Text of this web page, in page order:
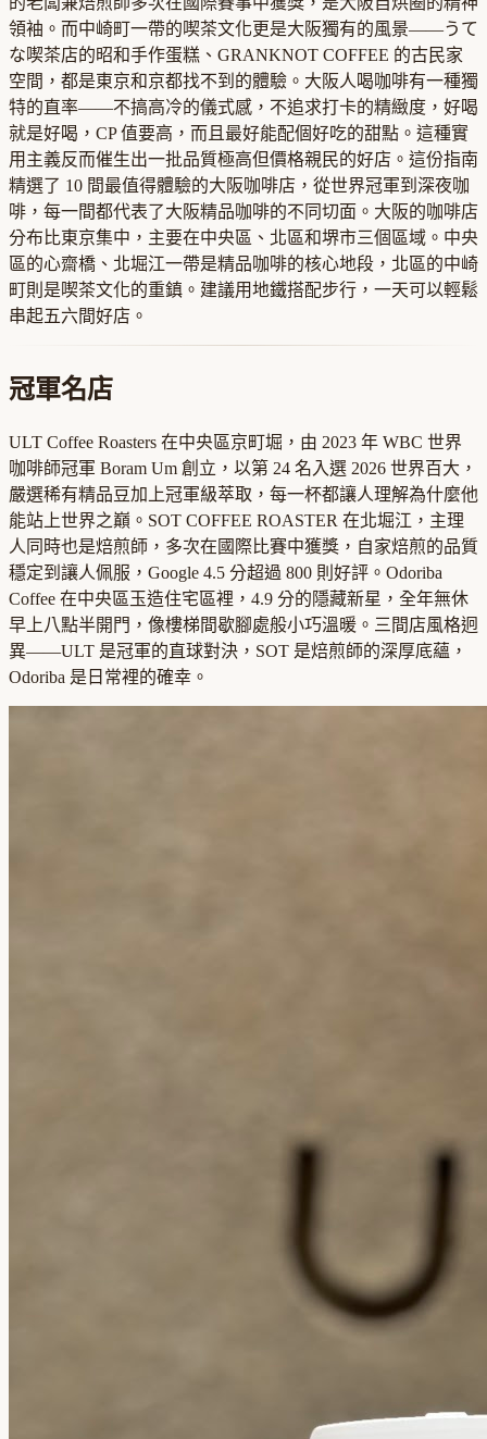
領袖。而中崎町一帶的喫茶文化更是大阪獨有的風景——うて
な喫茶店的昭和手作蛋糕、GRANKNOT COFFEE 的古民家
空間，都是東京和京都找不到的體驗。大阪人喝咖啡有一種獨
特的直率——不搞高冷的儀式感，不追求打卡的精緻度，好喝
就是好喝，CP 值要高，而且最好能配個好吃的甜點。這種實
用主義反而催生出一批品質極高但價格親民的好店。這份指南
精選了 10 間最值得體驗的大阪咖啡店，從世界冠軍到深夜咖
啡，每一間都代表了大阪精品咖啡的不同切面。大阪的咖啡店
分布比東京集中，主要在中央區、北區和堺市三個區域。中央
區的心齋橋、北堀江一帶是精品咖啡的核心地段，北區的中崎
町則是喫茶文化的重鎮。建議用地鐵搭配步行，一天可以輕鬆
串起五六間好店。
冠軍名店
ULT Coffee Roasters 在中央區京町堀，由 2023 年 WBC 世界
咖啡師冠軍 Boram Um 創立，以第 24 名入選 2026 世界百大，
嚴選稀有精品豆加上冠軍級萃取，每一杯都讓人理解為什麼他
能站上世界之巔。SOT COFFEE ROASTER 在北堀江，主理
人同時也是焙煎師，多次在國際比賽中獲獎，自家焙煎的品質
穩定到讓人佩服，Google 4.5 分超過 800 則好評。Odoriba
Coffee 在中央區玉造住宅區裡，4.9 分的隱藏新星，全年無休
早上八點半開門，像樓梯間歇腳處般小巧溫暖。三間店風格迥
異——ULT 是冠軍的直球對決，SOT 是焙煎師的深厚底蘊，
Odoriba 是日常裡的確幸。